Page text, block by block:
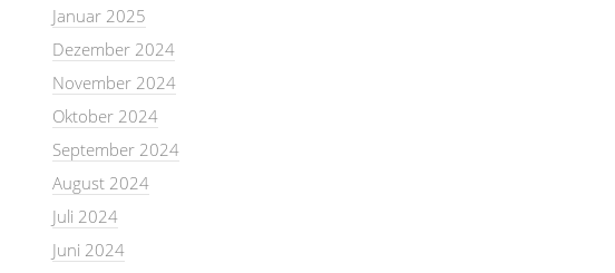
Januar 2025
Dezember 2024
November 2024
Oktober 2024
September 2024
August 2024
Juli 2024
Juni 2024